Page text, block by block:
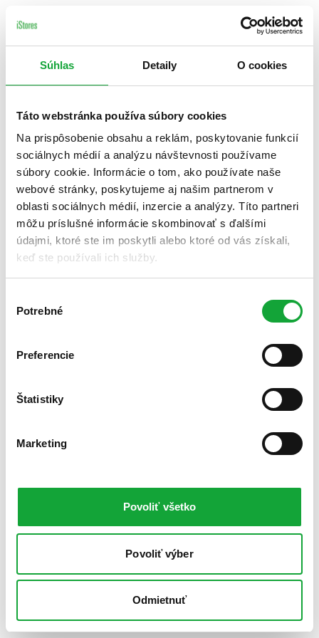
Súhlas Detaily O cookies
Táto webstránka používa súbory cookies
Na prispôsobenie obsahu a reklám, poskytovanie funkcií
sociálnych médií a analýzu návštevnosti používame
súbory cookie. Informácie o tom, ako používate naše
webové stránky, poskytujeme aj našim partnerom v
oblasti sociálnych médií, inzercie a analýzy. Títo partneri
môžu príslušné informácie skombinovať s ďalšími
údajmi, ktoré ste im poskytli alebo ktoré od vás získali,
keď ste používali ich služby.
súhlasu
Potrebné
Preferencie
Štatistiky
Marketing
Povoliť všetko
Povoliť výber
Odmietnuť